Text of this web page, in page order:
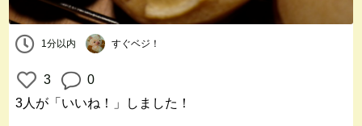
1分以内 すぐベジ！
3
0
3人 が「いいね！」しました！